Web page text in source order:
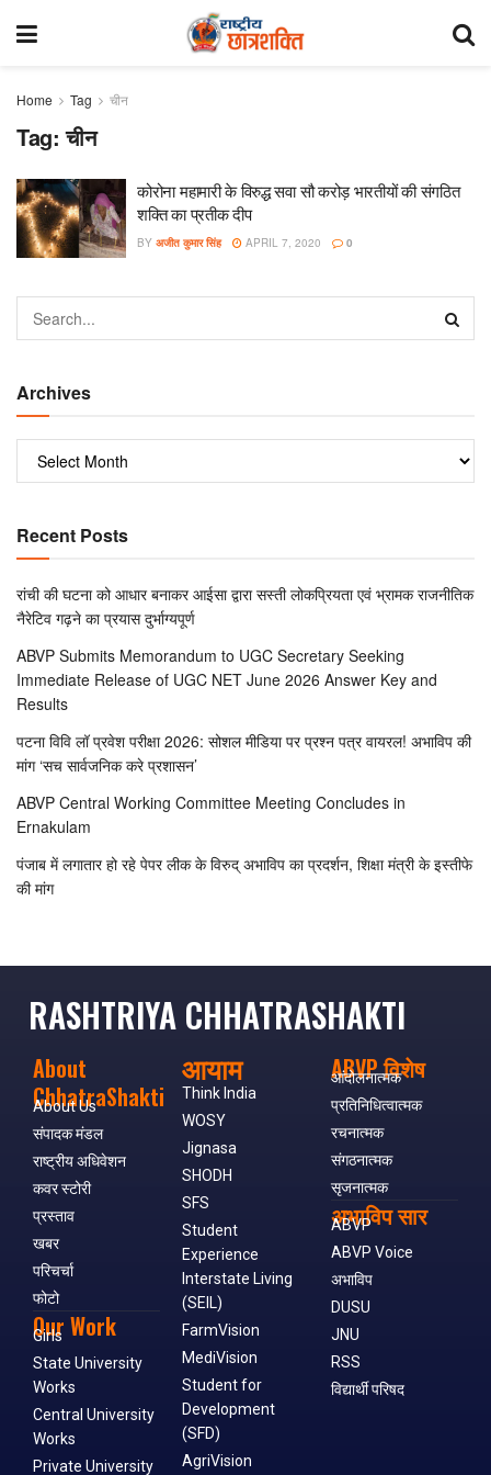
Home Tag चीन
Tag:चीन
कोरोना महामारी के विरुद्ध सवा सौ करोड़ भारतीयों की संगठित
शक्ति का प्रतीक दीप
BY अजीत कुमार सिंह APRIL 7, 2020 0
Archives
Recent Posts
रांची की घटना को आधार बनाकर आईसा द्वारा सस्ती लोकप्रियता एवं भ्रामक राजनीतिक
नैरेटिव गढ़ने का प्रयास दुर्भाग्यपूर्ण
ABVP Submits Memorandum to UGC Secretary Seeking
Immediate Release of UGC NET June 2026 Answer Key and
Results
पटना विवि लॉ प्रवेश परीक्षा 2026: सोशल मीडिया पर प्रश्न पत्र वायरल! अभाविप की
मांग ‘सच सार्वजनिक करे प्रशासन’
ABVP Central Working Committee Meeting Concludes in
Ernakulam
पंजाब में लगातार हो रहे पेपर लीक के विरुद् अभाविप का प्रदर्शन, शिक्षा मंत्री के इस्तीफे
की मांग
RASHTRIYA CHHATRASHAKTI
About
ChhatraShakti
About Us
संपादक मंडल
राष्ट्रीय अधिवेशन
कवर स्टोरी
प्रस्ताव
खबर
परिचर्चा
फोटो
Our Work
Girls
State University
Works
Central University
Works
Private University
आयाम
Think India
WOSY
Jignasa
SHODH
SFS
Student
Experience
Interstate Living
(SEIL)
FarmVision
MediVision
Student for
Development
(SFD)
AgriVision
ABVP विशेष
आंदोलनात्मक
प्रतिनिधित्वात्मक
रचनात्मक
संगठनात्मक
सृजनात्मक
अभाविप सार
ABVP
ABVP Voice
अभाविप
DUSU
JNU
RSS
विद्यार्थी परिषद